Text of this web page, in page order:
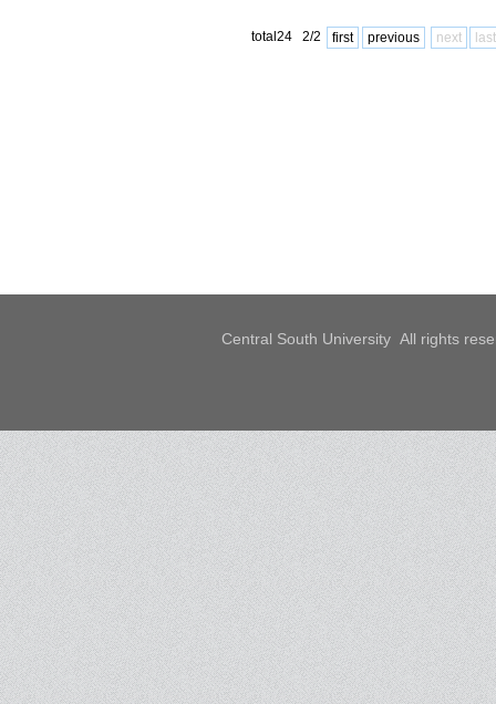
total24 2/2 first previous next last
Central South University All rights